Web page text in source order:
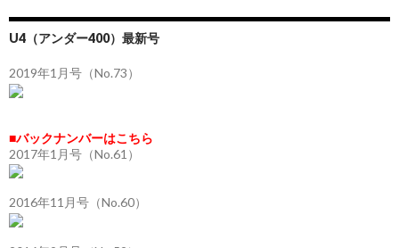
U4（アンダー400）最新号
2019年1月号（No.73）
■バックナンバーはこちら
2017年1月号（No.61）
2016年11月号（No.60）